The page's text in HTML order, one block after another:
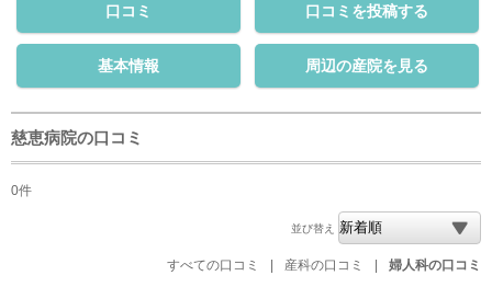
口コミ 口コミを投稿する
基本情報 周辺の産院を見る
慈恵病院の口コミ
0件
並び替え
すべての口コミ | 産科の口コミ | 婦人科の口コミ